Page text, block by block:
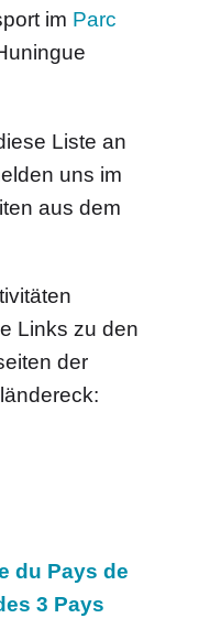
im Parc
Liste an
uns im
aus dem
Links zu den
der
du Pays de
3 Pays